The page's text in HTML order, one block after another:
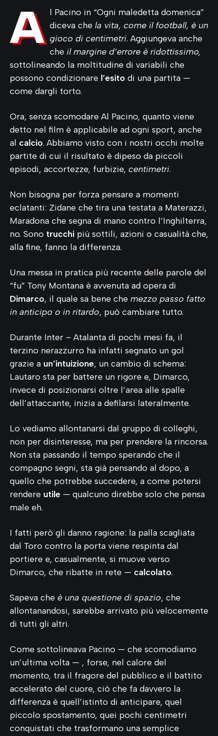
A l Pacino in “Ogni maledetta domenica”
diceva che la vita, come il football, è un
gioco di centimetri. Aggiungeva anche
che il margine d’errore è ridottissimo,
sottolineando la moltitudine di variabili che
possono condizionare l’esito di una partita —
come dargli torto.
Ora, senza scomodare Al Pacino, quanto viene
detto nel film è applicabile ad ogni sport, anche
al calcio. Abbiamo visto con i nostri occhi molte
partite di cui il risultato è dipeso da piccoli
episodi, accortezze, furbizie, centimetri.
Non bisogna per forza pensare a momenti
eclatanti: Zidane che tira una testata a Materazzi,
Maradona che segna di mano contro l’Inghilterra,
no. Sono trucchi più sottili, azioni o casualità che,
alla fine, fanno la differenza.
Una messa in pratica più recente delle parole del
“fu” Tony Montana è avvenuta ad opera di
Dimarco, il quale sa bene che mezzo passo fatto
in anticipo o in ritardo, può cambiare tutto.
Durante Inter – Atalanta di pochi mesi fa, il
terzino nerazzurro ha infatti segnato un gol
grazie a un’intuizione, un cambio di schema:
Lautaro sta per battere un rigore e, Dimarco,
invece di posizionarsi oltre l’area alle spalle
dell’attaccante, inizia a defilarsi lateralmente.
Lo vediamo allontanarsi dal gruppo di colleghi,
non per disinteresse, ma per prendere la rincorsa.
Non sta passando il tempo sperando che il
compagno segni, sta già pensando al dopo, a
quello che potrebbe succedere, a come potersi
rendere utile — qualcuno direbbe solo che pensa
male eh.
I fatti però gli danno ragione: la palla scagliata
dal Toro contro la porta viene respinta dal
portiere e, casualmente, si muove verso
Dimarco, che ribatte in rete — calcolato.
Sapeva che è una questione di spazio, che
allontanandosi, sarebbe arrivato più velocemente
di tutti gli altri.
Come sottolineava Pacino — che scomodiamo
un’ultima volta — , forse, nel calore del
momento, tra il fragore del pubblico e il battito
accelerato del cuore, ciò che fa davvero la
differenza è quell’istinto di anticipare, quel
piccolo spostamento, quei pochi centimetri
conquistati che trasformano una semplice